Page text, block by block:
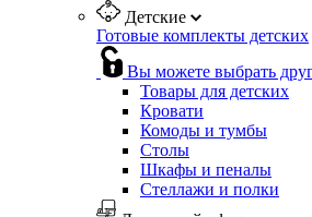
Детские
Готовые комплекты детских
Вы можете выбрать
Товары для детских
Кровати
Комоды и тумбы
Столы
Шкафы и пеналы
Стеллажи и полки